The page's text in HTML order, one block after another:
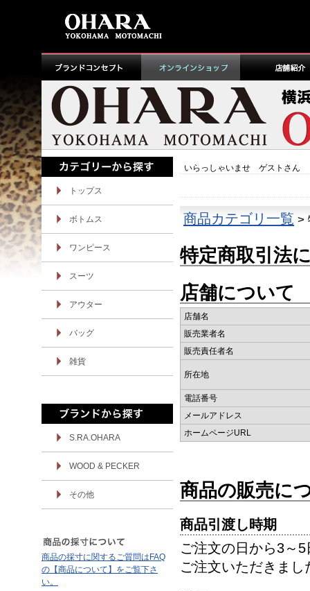
トップス
ボトムス
ワンピース
スーツ
アウター
バッグ
雑貨
S.RA.OHARA
WOOD & PECKER
その他
商品の採寸に関するご質問はFAQ
の【商品について】をご覧下さ
い。
いらっしゃいませ ゲストさん
商品カテゴリ一覧 >
特定商取引法
店舗について
店舗名
販売業者名
販売責任者名
所在地
電話番号
メールアドレス
ホームページURL
商品の販売に
商品引渡し時期
ご注文の日から3～
ご注文いただきま